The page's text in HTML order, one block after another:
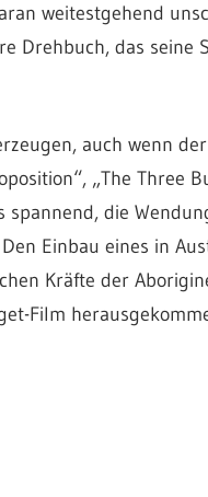
weitestgehend
Drehbuch, das seine
auch wenn
„The Three
die
Einbau eines in
Kräfte der
Film